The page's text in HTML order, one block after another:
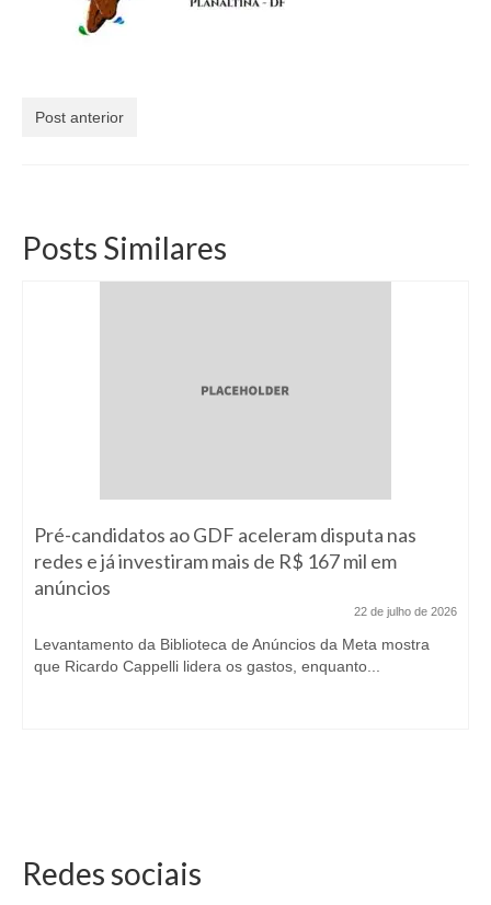
Currículo
Post anterior
Posts Similares
Pré-candidatos ao GDF aceleram disputa nas
redes e já investiram mais de R$ 167 mil em
anúncios
22 de julho de 2026
Levantamento da Biblioteca de Anúncios da Meta mostra
que Ricardo Cappelli lidera os gastos, enquanto...
Redes sociais